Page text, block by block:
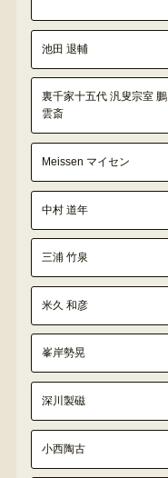
池田 退輔
裏千家十五代 汎叟宗室 鵬
雲斎
Meissen マイセン
中村 道年
三浦 竹泉
米久 和彦
峯岸勢晃
深川製磁
小西陶古